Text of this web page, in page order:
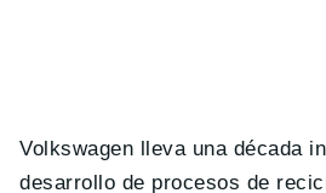
Volkswagen lleva una década
desarrollo de procesos de